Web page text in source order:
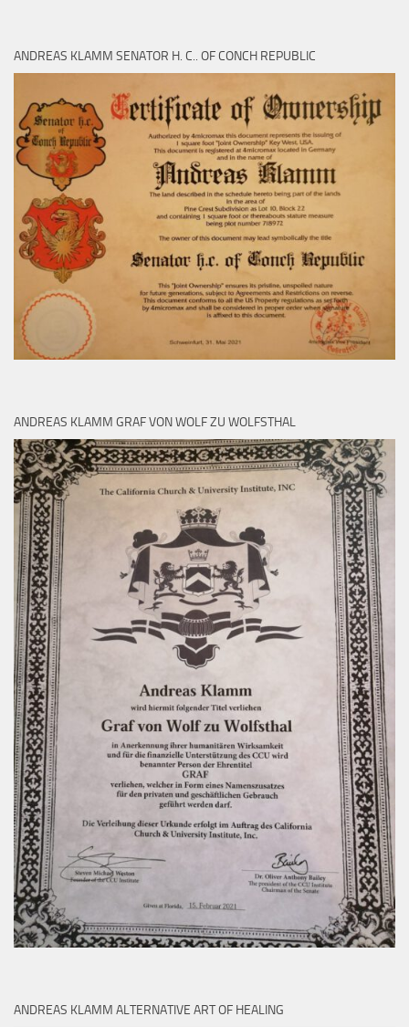
ANDREAS KLAMM SENATOR H. C.. OF CONCH REPUBLIC
ANDREAS KLAMM GRAF VON WOLF ZU WOLFSTHAL
ANDREAS KLAMM ALTERNATIVE ART OF HEALING